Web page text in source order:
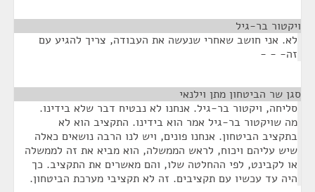
ויקטור בר-גיל
לא. אני חושב שאחרי שנעשה את העבודה, צריך להגיע עם
זה- - -
סגן שר הביטחון מתן וילנאי
סליחה, ויקטור בר-גיל. אנחנו לא נבטיח דבר שלא בידינו.
מה שויקטור בר-גיל אמר הוא בידינו. התקציב הוא לא
בתקציב הביטחון. אנחנו פונים, ויש לנו הרבה נושאים כאלה
שיש עליהם ויכוח, לראש הממשלה, הוא מביא את זה לממשלה
או לקבינט, לפי ההחלטה שלו, והם מאשרים את התקציב. כך
היה עד עכשיו עם תקציבים. זה לא תקציבי מערכת הביטחון.